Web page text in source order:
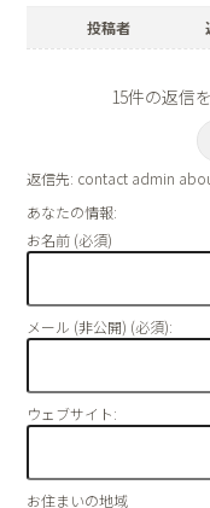
投稿者
15件の返信
返信先: contact admin
あなたの情報:
お名前 (必須)
メール (非公開) (必須):
ウェブサイト:
お住まいの地域